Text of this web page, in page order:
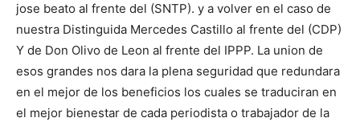
jose beato al frente del (SNTP). y a volver en el caso de
nuestra Distinguida Mercedes Castillo al frente del (CDP)
Y de Don Olivo de Leon al frente del IPPP. La union de
esos grandes nos dara la plena seguridad que redundara
en el mejor de los beneficios los cuales se traduciran en
el mejor bienestar de cada periodista o trabajador de la